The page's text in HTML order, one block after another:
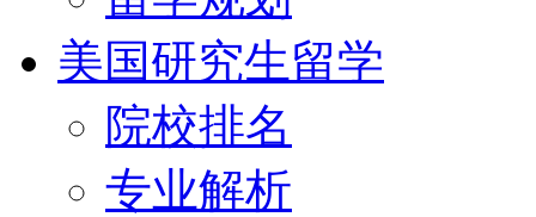
美国研究生留学
院校排名
专业解析